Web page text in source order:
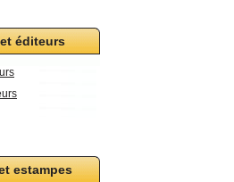
éditeurs
estampes